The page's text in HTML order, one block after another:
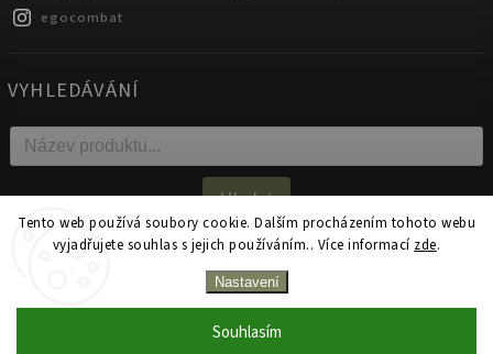
Tento web používá soubory cookie. Dalším procházením tohoto webu
vyjadřujete souhlas s jejich používáním.. Více informací zde.
Nastavení
Souhlasím
Zakázková výroba na produkty Ego Combat od 1 kusu!
egocombat
VYHLEDÁVÁNÍ
Hledat
egocombat.cz. Všechna práva vyhrazena.
Upravit nastavení cookies
Shoptet| DesignShoptak.cz.